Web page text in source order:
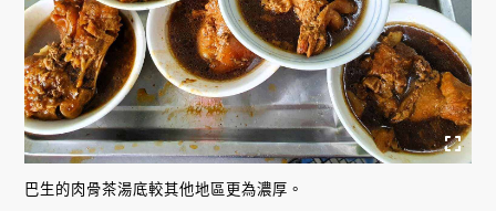
巴生的肉骨茶湯底較其他地區更為濃厚。